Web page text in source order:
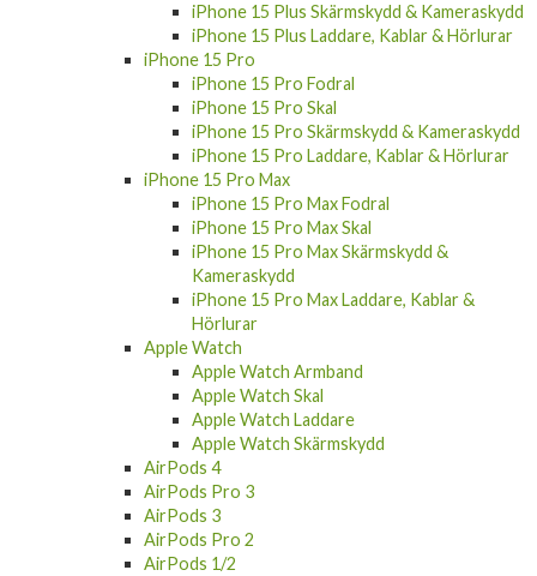
iPhone 15 Plus Skärmskydd & Kameraskydd
iPhone 15 Plus Laddare, Kablar & Hörlurar
iPhone 15 Pro
iPhone 15 Pro Fodral
iPhone 15 Pro Skal
iPhone 15 Pro Skärmskydd & Kameraskydd
iPhone 15 Pro Laddare, Kablar & Hörlurar
iPhone 15 Pro Max
iPhone 15 Pro Max Fodral
iPhone 15 Pro Max Skal
iPhone 15 Pro Max Skärmskydd &
Kameraskydd
iPhone 15 Pro Max Laddare, Kablar &
Hörlurar
Apple Watch
Apple Watch Armband
Apple Watch Skal
Apple Watch Laddare
Apple Watch Skärmskydd
AirPods 4
AirPods Pro 3
AirPods 3
AirPods Pro 2
AirPods 1/2